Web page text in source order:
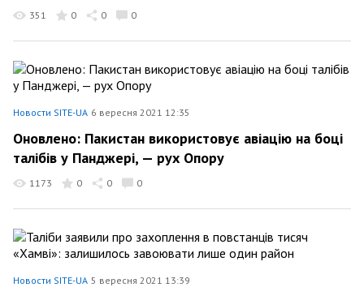
351 0 0 0
Новости SITE-UA 6 вересня 2021 12:35
Оновлено: Пакистан використовує авіацію на боці
талібів у Панджері, — рух Опору
1173 0 0 0
Новости SITE-UA 5 вересня 2021 13:39